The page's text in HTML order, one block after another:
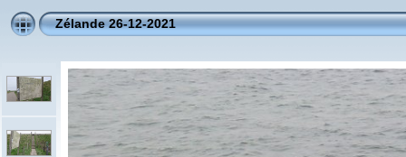
Zélande 26-12-2021